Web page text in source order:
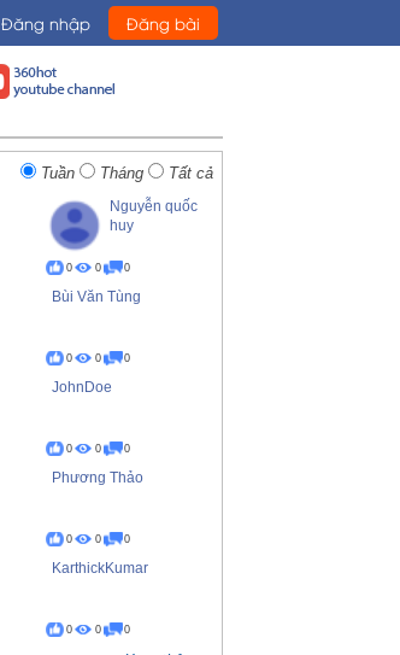
Đăng nhập Đăng bài
Tuần Tháng Tất cả
Nguyễn quốc
huy
0 0 0
Bùi Văn Tùng
0 0 0
JohnDoe
0 0 0
Phương Thảo
0 0 0
KarthickKumar
0 0 0